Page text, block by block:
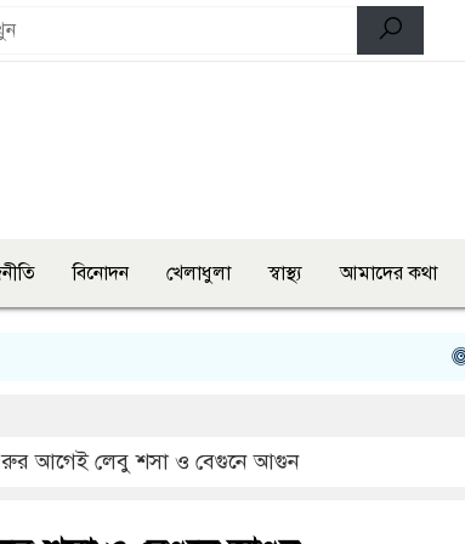
বিনোদন খেলাধুলা স্বাস্থ্য আমাদের কথা
বগুড়ায়
আগেই লেবু শসা ও বেগুনে আগুন